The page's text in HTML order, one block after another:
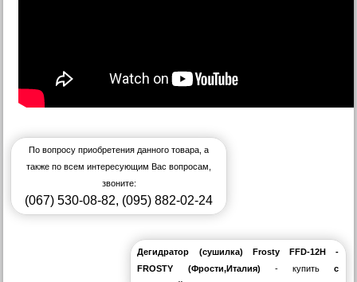
По вопросу приобретения данного товара, а
также по всем интересующим Вас вопросам,
звоните:
(067) 530-08-82, (095) 882-02-24
Дегидратор (сушилка) Frosty FFD-12H -
FROSTY (Фрости,Италия) - купитьс